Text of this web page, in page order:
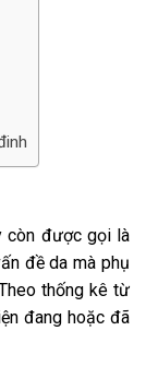
còn được gọi là
đề da mà phụ
thống kê từ
đang hoặc đã